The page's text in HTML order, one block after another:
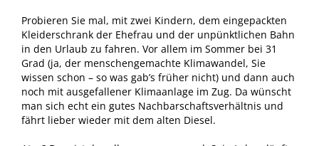
Probieren Sie mal, mit zwei Kindern, dem eingepackten
Kleiderschrank der Ehefrau und der unpünktlichen Bahn
in den Urlaub zu fahren. Vor allem im Sommer bei 31
Grad (ja, der menschengemachte Klimawandel, Sie
wissen schon – so was gab’s früher nicht) und dann auch
noch mit ausgefallener Klimaanlage im Zug. Da wünscht
man sich echt ein gutes Nachbarschaftsverhältnis und
fährt lieber wieder mit dem alten Diesel.